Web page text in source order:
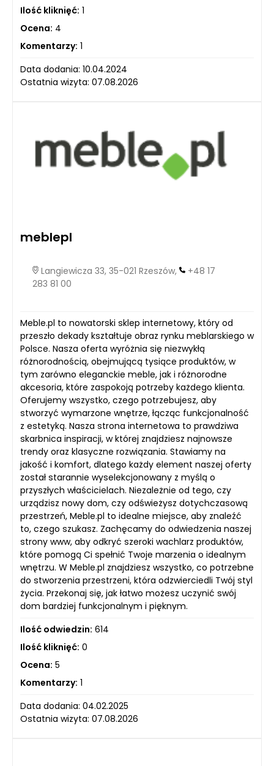
Ilość kliknięć: 1
Ocena: 4
Komentarzy: 1
Data dodania: 10.04.2024
Ostatnia wizyta: 07.08.2026
meblepl
Langiewicza 33, 35-021 Rzeszów,
+48 17
283 81 00
Meble.pl to nowatorski sklep internetowy, który od
przeszło dekady kształtuje obraz rynku meblarskiego w
Polsce. Nasza oferta wyróżnia się niezwykłą
różnorodnością, obejmującą tysiące produktów, w
tym zarówno eleganckie meble, jak i różnorodne
akcesoria, które zaspokoją potrzeby każdego klienta.
Oferujemy wszystko, czego potrzebujesz, aby
stworzyć wymarzone wnętrze, łącząc funkcjonalność
z estetyką. Nasza strona internetowa to prawdziwa
skarbnica inspiracji, w której znajdziesz najnowsze
trendy oraz klasyczne rozwiązania. Stawiamy na
jakość i komfort, dlatego każdy element naszej oferty
został starannie wyselekcjonowany z myślą o
przyszłych właścicielach. Niezależnie od tego, czy
urządzisz nowy dom, czy odświeżysz dotychczasową
przestrzeń, Meble.pl to idealne miejsce, aby znaleźć
to, czego szukasz. Zachęcamy do odwiedzenia naszej
strony www, aby odkryć szeroki wachlarz produktów,
które pomogą Ci spełnić Twoje marzenia o idealnym
wnętrzu. W Meble.pl znajdziesz wszystko, co potrzebne
do stworzenia przestrzeni, która odzwierciedli Twój styl
życia. Przekonaj się, jak łatwo możesz uczynić swój
dom bardziej funkcjonalnym i pięknym.
Ilość odwiedzin: 614
Ilość kliknięć: 0
Ocena: 5
Komentarzy: 1
Data dodania: 04.02.2025
Ostatnia wizyta: 07.08.2026